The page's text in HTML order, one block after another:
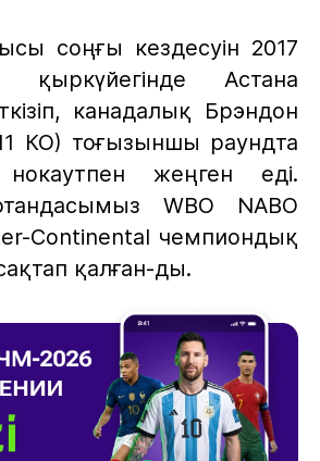
соңғы кездесуін 2017
Астана
канадалық Брэндон
КО) тоғызыншы раундта
нокаутпен жеңген еді.
WBO NABO
Continental чемпиондық
қалған-ды.